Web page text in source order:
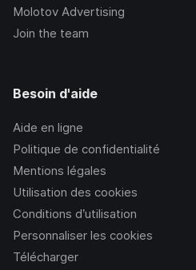
Molotov Advertising
Join the team
Besoin d'aide
Aide en ligne
Politique de confidentialité
Mentions légales
Utilisation des cookies
Conditions d’utilisation
Personnaliser les cookies
Télécharger